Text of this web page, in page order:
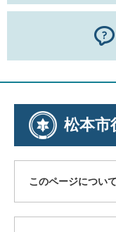
松本市
このページについて